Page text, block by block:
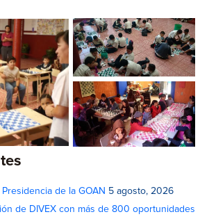
de la GOAN 5 agosto, 2026
de DIVEX con más de 800 oportunidades